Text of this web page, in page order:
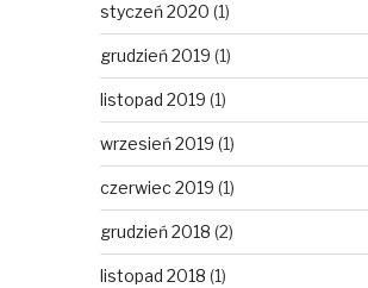
styczeń 2020 (1)
grudzień 2019 (1)
listopad 2019 (1)
wrzesień 2019 (1)
czerwiec 2019 (1)
grudzień 2018 (2)
listopad 2018 (1)